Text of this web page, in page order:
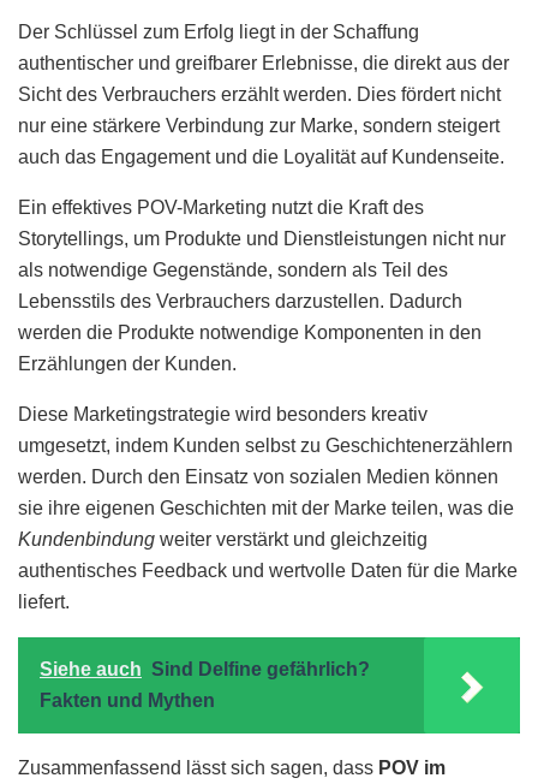
Der Schlüssel zum Erfolg liegt in der Schaffung
authentischer und greifbarer Erlebnisse, die direkt aus der
Sicht des Verbrauchers erzählt werden. Dies fördert nicht
nur eine stärkere Verbindung zur Marke, sondern steigert
auch das Engagement und die Loyalität auf Kundenseite.
Ein effektives POV-Marketing nutzt die Kraft des
Storytellings, um Produkte und Dienstleistungen nicht nur
als notwendige Gegenstände, sondern als Teil des
Lebensstils des Verbrauchers darzustellen. Dadurch
werden die Produkte notwendige Komponenten in den
Erzählungen der Kunden.
Diese Marketingstrategie wird besonders kreativ
umgesetzt, indem Kunden selbst zu Geschichtenerzählern
werden. Durch den Einsatz von sozialen Medien können
sie ihre eigenen Geschichten mit der Marke teilen, was die
Kundenbindung weiter verstärkt und gleichzeitig
authentisches Feedback und wertvolle Daten für die Marke
liefert.
Siehe auch Sind Delfine gefährlich?
Fakten und Mythen
Zusammenfassend lässt sich sagen, dass POV im